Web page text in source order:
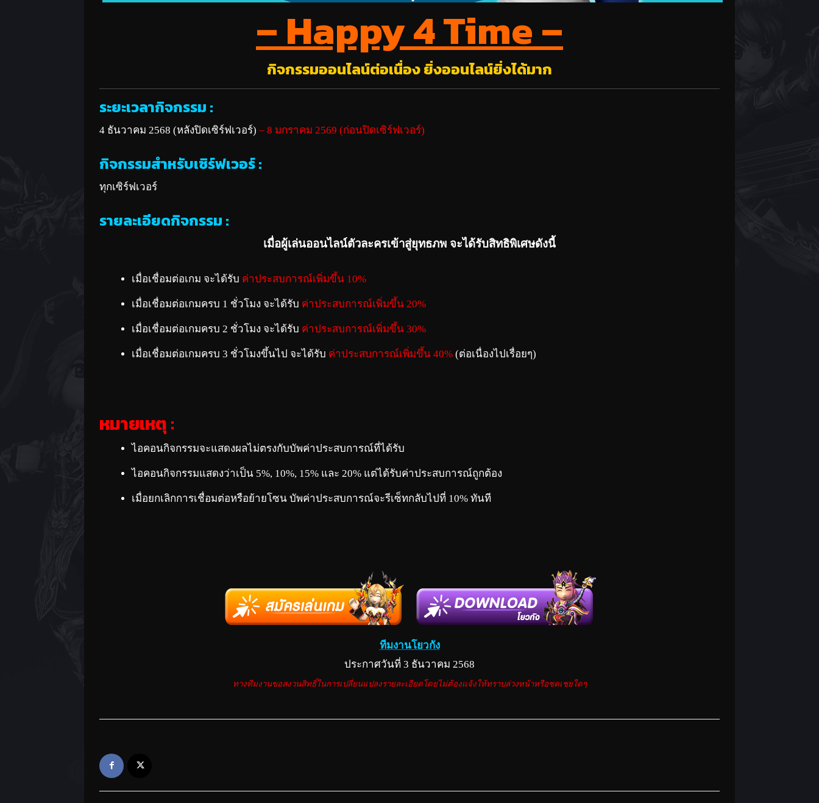
– Happy 4 Time –
กิจกรรมออนไลน์ต่อเนื่อง ยิ่งออนไลน์ยิ่งได้มาก
ระยะเวลากิจกรรม :
4 ธันวาคม 2568 (หลังปิดเซิร์ฟเวอร์) – 8 มกราคม 2569 (ก่อนปิดเซิร์ฟเวอร์)
กิจกรรมสำหรับเซิร์ฟเวอร์ :
ทุกเซิร์ฟเวอร์
รายละเอียดกิจกรรม :
เมื่อผู้เล่นออนไลน์ตัวละครเข้าสู่ยุทธภพ จะได้รับสิทธิพิเศษดังนี้
เมื่อเชื่อมต่อเกม จะได้รับ ค่าประสบการณ์เพิ่มขึ้น 10%
เมื่อเชื่อมต่อเกมครบ 1 ชั่วโมง จะได้รับ ค่าประสบการณ์เพิ่มขึ้น 20%
เมื่อเชื่อมต่อเกมครบ 2 ชั่วโมง จะได้รับ ค่าประสบการณ์เพิ่มขึ้น 30%
เมื่อเชื่อมต่อเกมครบ 3 ชั่วโมงขึ้นไป จะได้รับ ค่าประสบการณ์เพิ่มขึ้น 40% (ต่อเนื่องไปเรื่อยๆ)
หมายเหตุ :
ไอคอนกิจกรรมจะแสดงผลไม่ตรงกับบัพค่าประสบการณ์ที่ได้รับ
ไอคอนกิจกรรมแสดงว่าเป็น 5%, 10%, 15% และ 20% แต่ได้รับค่าประสบการณ์ถูกต้อง
เมื่อยกเลิกการเชื่อมต่อหรือย้ายโซน บัพค่าประสบการณ์จะรีเซ็ทกลับไปที่ 10% ทันที
ทีมงานโยวกัง
ประกาศวันที่ 3 ธันวาคม 2568
ทางทีมงานขอสงวนสิทธิ์ในการเปลี่ยนแปลงรายละเอียดโดยไม่ต้องแจ้งให้ทราบล่วงหน้าหรือชดเชยใดๆ